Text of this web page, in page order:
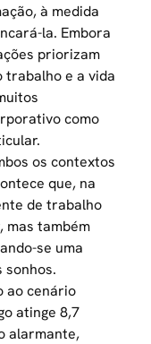
à medida
la. Embora
priorizam
trabalho e a vida
como
os contextos
que, na
de trabalho
mas também
se uma
sonhos.
ao cenário
atinge8,7
alarmante,